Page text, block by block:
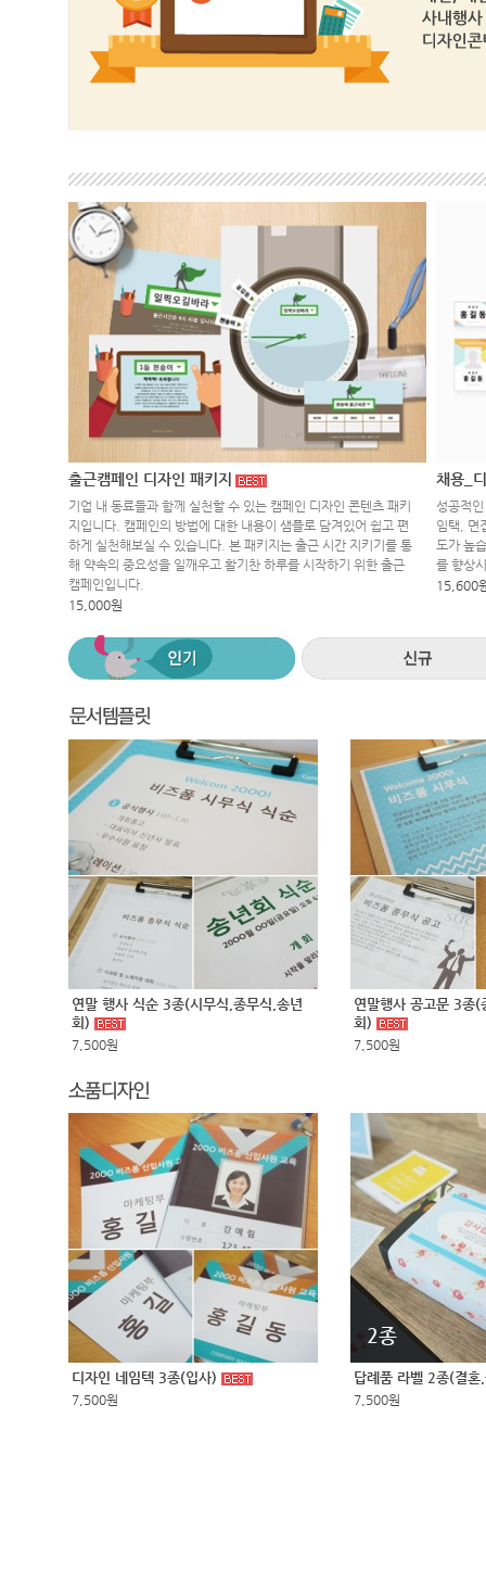
출근캠페인 디자인 패키지
기업 내 동료들과 함께 실천할 수 있는 캠페인 디자인 콘텐츠 패키
지입니다. 캠페인의 방법에 대한 내용이 샘플로 담겨있어 쉽고 편
하게 실천해보실 수 있습니다. 본 패키지는 출근 시간 지키기를 통
해 약속의 중요성을 일깨우고 활기찬 하루를 시작하기 위한 출근
캠페인입니다.
15,000원
채용_
성공적
임택, 면
도가 높
를 향상
15,600
연말 행사 식순 3종(시무식,종무식,송년
회)
7,500원
연말행사 공고문 3종(
회)
7,500원
디자인 네임텍 3종(입사)
7,500원
2종
답례품 라벨 2종(결
7,500원